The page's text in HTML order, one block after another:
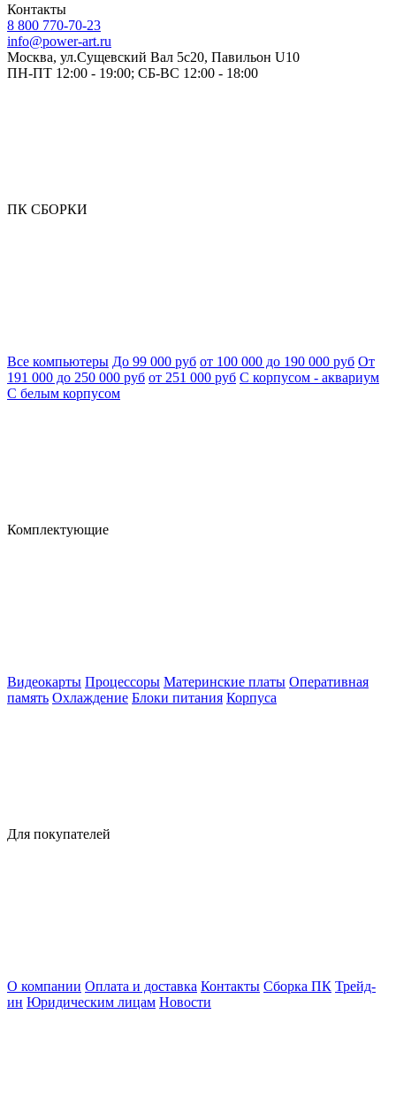
Контакты
8 800 770-70-23
info@power-art.ru
Москва, ул.Сущевский Вал 5с20, Павильон U10
ПН-ПТ 12:00 - 19:00; СБ-ВС 12:00 - 18:00
ПК СБОРКИ
Все компьютеры До 99 000 руб от 100 000 до 190 000 руб От
191 000 до 250 000 руб от 251 000 руб С корпусом - аквариум
С белым корпусом
Комплектующие
Видеокарты Процессоры Материнские платы Оперативная
память Охлаждение Блоки питания Корпуса
Для покупателей
О компании Оплата и доставка Контакты Сборка ПК Трейд-
ин Юридическим лицам Новости